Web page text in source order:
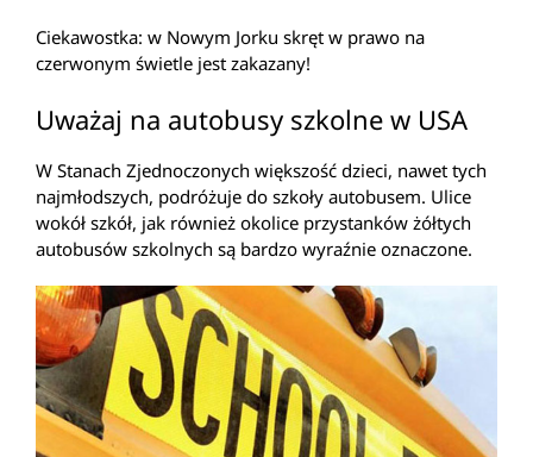
Ciekawostka: w Nowym Jorku skręt w prawo na
czerwonym świetle jest zakazany!
Uważaj na autobusy szkolne w USA
W Stanach Zjednoczonych większość dzieci, nawet tych
najmłodszych, podróżuje do szkoły autobusem. Ulice
wokół szkół, jak również okolice przystanków żółtych
autobusów szkolnych są bardzo wyraźnie oznaczone.